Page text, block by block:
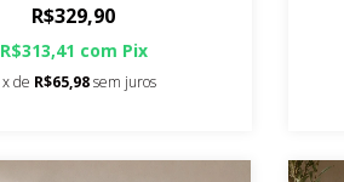
R$329,90
R$313,41 com Pix
x de R$65,98sem juros